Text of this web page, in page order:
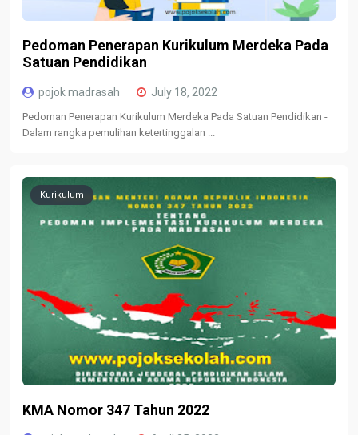
Pedoman Penerapan Kurikulum Merdeka Pada
Satuan Pendidikan
pojok madrasah July 18, 2022
Pedoman Penerapan Kurikulum Merdeka Pada Satuan Pendidikan -
Dalam rangka pemulihan ketertinggalan ...
Kurikulum
KMA Nomor 347 Tahun 2022